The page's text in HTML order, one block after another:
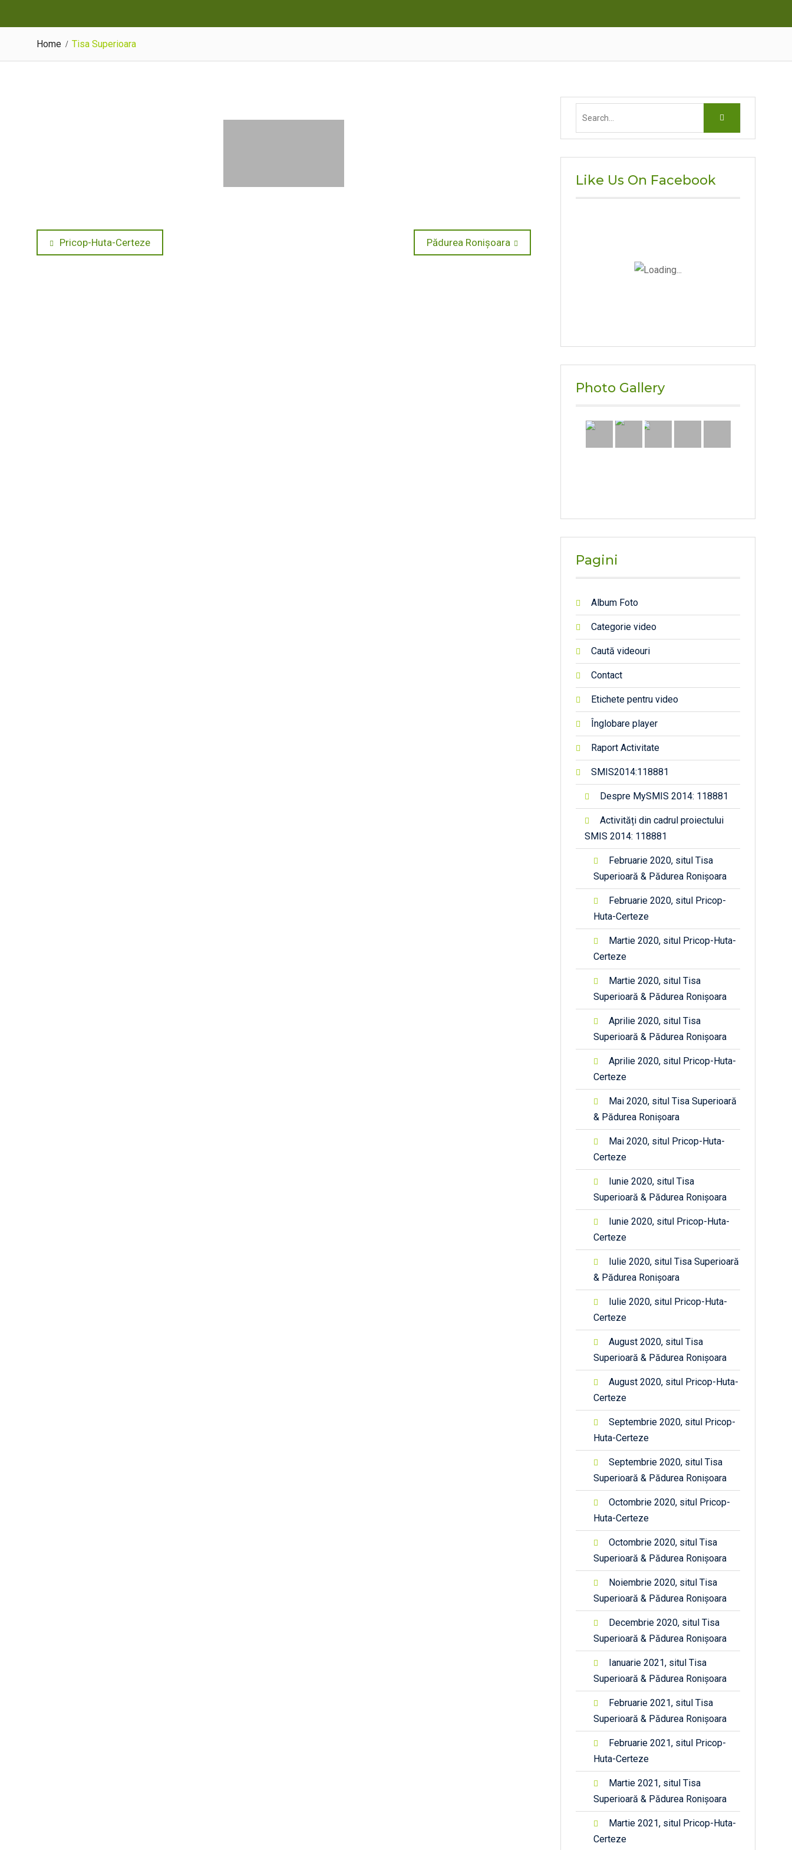
Home Tisa Superioara
Navigare
Previous
post:
Pricop-Huta-Certeze
Next
post:
Pădurea Ronișoara
Like Us On Facebook
Photo Gallery
Pagini
Album Foto
Categorie video
Caută videouri
Contact
Etichete pentru video
Înglobare player
Raport Activitate
SMIS2014:118881
Despre MySMIS 2014: 118881
Activități din cadrul proiectului
SMIS 2014: 118881
Februarie 2020, situl Tisa
Superioară & Pădurea Ronișoara
Februarie 2020, situl Pricop-
Huta-Certeze
Martie 2020, situl Pricop-Huta-
Certeze
Martie 2020, situl Tisa
Superioară & Pădurea Ronișoara
Aprilie 2020, situl Tisa
Superioară & Pădurea Ronișoara
Aprilie 2020, situl Pricop-Huta-
Certeze
Mai 2020, situl Tisa Superioară
& Pădurea Ronișoara
Mai 2020, situl Pricop-Huta-
Certeze
Iunie 2020, situl Tisa
Superioară & Pădurea Ronișoara
Iunie 2020, situl Pricop-Huta-
Certeze
Iulie 2020, situl Tisa Superioară
& Pădurea Ronișoara
Iulie 2020, situl Pricop-Huta-
Certeze
August 2020, situl Tisa
Superioară & Pădurea Ronișoara
August 2020, situl Pricop-Huta-
Certeze
Septembrie 2020, situl Pricop-
Huta-Certeze
Septembrie 2020, situl Tisa
Superioară & Pădurea Ronișoara
Octombrie 2020, situl Pricop-
Huta-Certeze
Octombrie 2020, situl Tisa
Superioară & Pădurea Ronișoara
Noiembrie 2020, situl Tisa
Superioară & Pădurea Ronișoara
Decembrie 2020, situl Tisa
Superioară & Pădurea Ronișoara
Ianuarie 2021, situl Tisa
Superioară & Pădurea Ronișoara
Februarie 2021, situl Tisa
Superioară & Pădurea Ronișoara
Februarie 2021, situl Pricop-
Huta-Certeze
Martie 2021, situl Tisa
Superioară & Pădurea Ronișoara
Martie 2021, situl Pricop-Huta-
Certeze